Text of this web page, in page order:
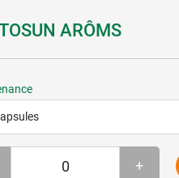
ARÔMS
+